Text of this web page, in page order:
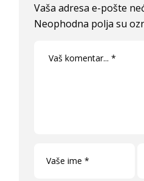
Vaša adresa e-pošte
Neophodna polja su